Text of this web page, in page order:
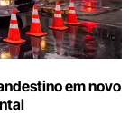
em novo